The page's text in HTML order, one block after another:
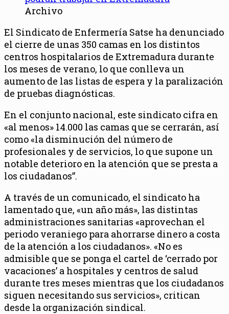
Archivo
El Sindicato de Enfermería Satse ha denunciado
el cierre de unas 350 camas en los distintos
centros hospitalarios de Extremadura durante
los meses de verano, lo que conlleva un
aumento de las listas de espera y la paralización
de pruebas diagnósticas.
En el conjunto nacional, este sindicato cifra en
«al menos» 14.000 las camas que se cerrarán, así
como «la disminución del número de
profesionales y de servicios, lo que supone un
notable deterioro en la atención que se presta a
los ciudadanos”.
A través de un comunicado, el sindicato ha
lamentado que, «un año más», las distintas
administraciones sanitarias «aprovechan el
periodo veraniego para ahorrarse dinero a costa
de la atención a los ciudadanos». «No es
admisible que se ponga el cartel de ‘cerrado por
vacaciones’ a hospitales y centros de salud
durante tres meses mientras que los ciudadanos
siguen necesitando sus servicios», critican
desde la organización sindical.